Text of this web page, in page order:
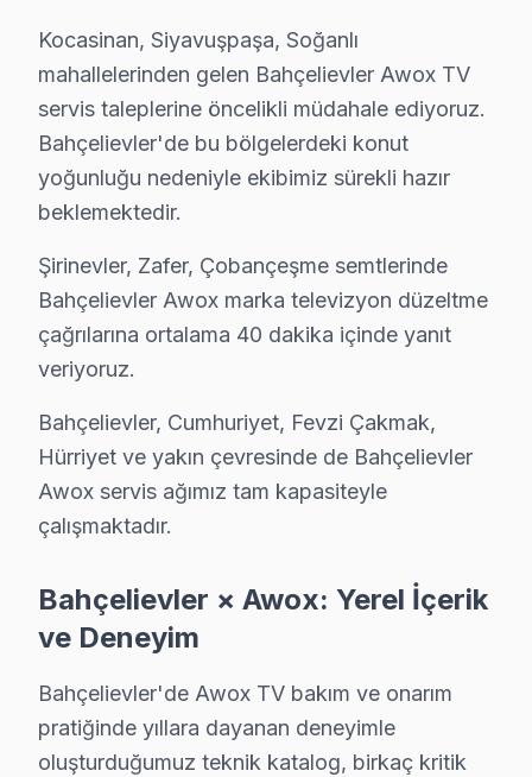
Bahçelievler'de Awox televizyon kullanıcıları,
Ekranın Siyah Kalması (Panel Arızası)
:
2.Görüntü Kaybı (Chip Set Sorunu): Bazı
3.Arka Aydınlatma Problemleri (Backlight Sorunu)
4.Yazılım Hataları
5.Anakart Arızaları: Cihazın yanıt vermemesi,
Bahçelievler'deki Awox ekran kullanıcıları, bu
Bahçelievler ve Elektronik Tüketim Tarihi
Bahçelievler'de Awox TV Servisi
Bahçelievler, 1960'lı yıllardan itibaren hızla büyüyen
Cumhuriyet'te Awox TV Servisi
Fevzi Çakmak'ta Awox TV Servisi
Fevzi Çakmak Mahallesi, dinamik bir yapıya sahip
Hürriyet'te Awox TV Servisi
Hürriyet Mahallesi, modern konut projeleri ve yeşil
Kocasinan, Siyavuşpaşa, Soğanlı
mahallelerinden gelen Bahçelievler Awox TV
servis taleplerine öncelikli müdahale ediyoruz.
Bahçelievler'de bu bölgelerdeki konut
yoğunluğu nedeniyle ekibimiz sürekli hazır
beklemektedir.
Şirinevler, Zafer, Çobançeşme semtlerinde
Bahçelievler Awox marka televizyon düzeltme
çağrılarına ortalama 40 dakika içinde yanıt
veriyoruz.
Bahçelievler, Cumhuriyet, Fevzi Çakmak,
Hürriyet ve yakın çevresinde de Bahçelievler
Awox servis ağımız tam kapasiteyle
çalışmaktadır.
Bahçelievler × Awox: Yerel İçerik
ve Deneyim
Bahçelievler'de Awox TV bakım ve onarım
pratiğinde yıllara dayanan deneyimle
oluşturduğumuz teknik katalog, birkaç kritik